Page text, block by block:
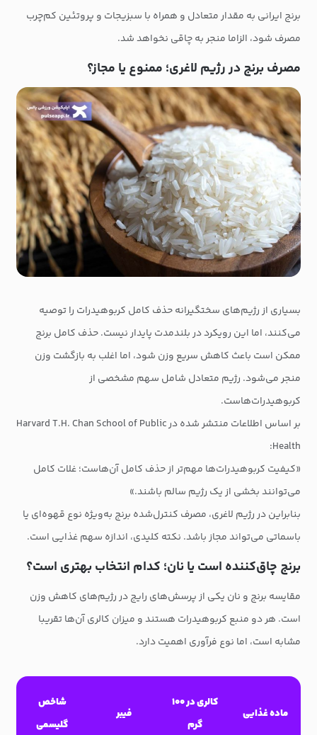
برنج ایرانی به مقدار متعادل و همراه با سبزیجات و پروتئین کم‌چرب
مصرف شود، الزاما منجر به چاقی نخواهد شد.
مصرف برنج در رژیم لاغری؛ ممنوع یا مجاز؟
بسیاری از رژیم‌های سختگیرانه حذف کامل کربوهیدرات را توصیه
می‌کنند، اما این رویکرد در بلندمدت پایدار نیست. حذف کامل برنج
ممکن است باعث کاهش سریع وزن شود، اما اغلب به بازگشت وزن
منجر می‌شود. رژیم متعادل شامل سهم مشخصی از
کربوهیدرات‌هاست.
بر اساس اطلاعات منتشر شده در Harvard T.H. Chan School of Public
Health:
«کیفیت کربوهیدرات‌ها مهم‌تر از حذف کامل آن‌هاست؛ غلات کامل
می‌توانند بخشی از یک رژیم سالم باشند.»
بنابراین در رژیم لاغری، مصرف کنترل‌شده برنج به‌ویژه نوع قهوه‌ای یا
باسماتی می‌تواند مجاز باشد. نکته کلیدی، اندازه سهم غذایی است.
برنج چاق‌کننده است یا نان؛ کدام انتخاب بهتری است؟
مقایسه برنج و نان یکی از پرسش‌های رایج در رژیم‌های کاهش وزن
است. هر دو منبع کربوهیدرات هستند و میزان کالری آن‌ها تقریبا
مشابه است، اما نوع فرآوری اهمیت دارد.
ماده غذایی
کالری در ۱۰۰
گرم
فیبر
شاخص
گلیسمی